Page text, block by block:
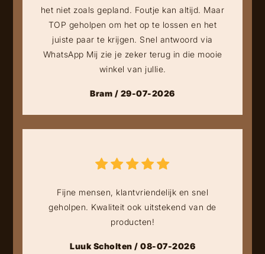
het niet zoals gepland. Foutje kan altijd. Maar
TOP geholpen om het op te lossen en het
juiste paar te krijgen. Snel antwoord via
WhatsApp Mij zie je zeker terug in die mooie
winkel van jullie.
Bram / 29-07-2026
Fijne mensen, klantvriendelijk en snel
geholpen. Kwaliteit ook uitstekend van de
producten!
Luuk Scholten / 08-07-2026